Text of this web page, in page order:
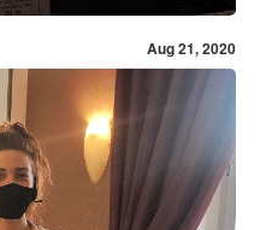
Aug 21, 2020